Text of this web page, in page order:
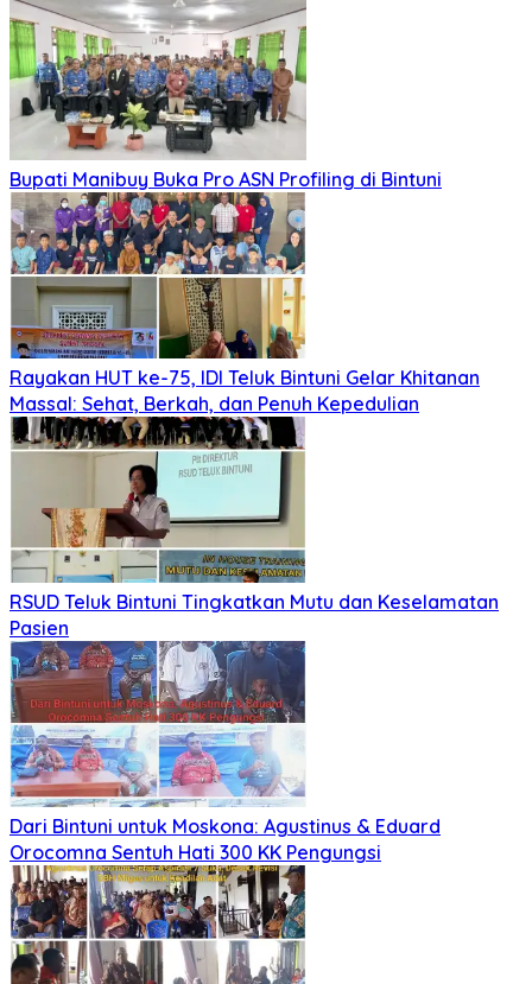
Bupati Manibuy Buka Pro ASN Profiling di Bintuni
Rayakan HUT ke-75, IDI Teluk Bintuni Gelar Khitanan
Massal: Sehat, Berkah, dan Penuh Kepedulian
RSUD Teluk Bintuni Tingkatkan Mutu dan Keselamatan
Pasien
Dari Bintuni untuk Moskona: Agustinus & Eduard
Orocomna Sentuh Hati 300 KK Pengungsi